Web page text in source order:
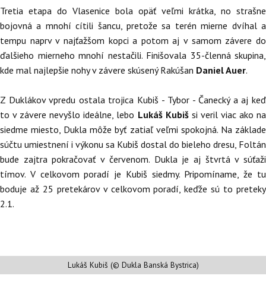
Tretia etapa do Vlasenice bola opäť veľmi krátka, no strašne
bojovná a mnohí cítili šancu, pretože sa terén mierne dvíhal a
tempu naprv v najťažšom kopci a potom aj v samom závere do
ďalšieho mierneho mnohí nestačili. Finišovala 35-členná skupina,
kde mal najlepšie nohy v závere skúsený Rakúšan Daniel Auer.
Z Duklákov vpredu ostala trojica Kubiš - Tybor - Čanecký a aj keď
to v závere nevyšlo ideálne, lebo Lukáš Kubiš si veril viac ako na
siedme miesto, Dukla môže byť zatiaľ veľmi spokojná. Na základe
súčtu umiestnení i výkonu sa Kubiš dostal do bieleho dresu, Foltán
bude zajtra pokračovať v červenom. Dukla je aj štvrtá v súťaži
tímov. V celkovom poradí je Kubiš siedmy. Pripomíname, že tu
boduje až 25 pretekárov v celkovom poradí, keďže sú to preteky
2.1.
Lukáš Kubiš (© Dukla Banská Bystrica)